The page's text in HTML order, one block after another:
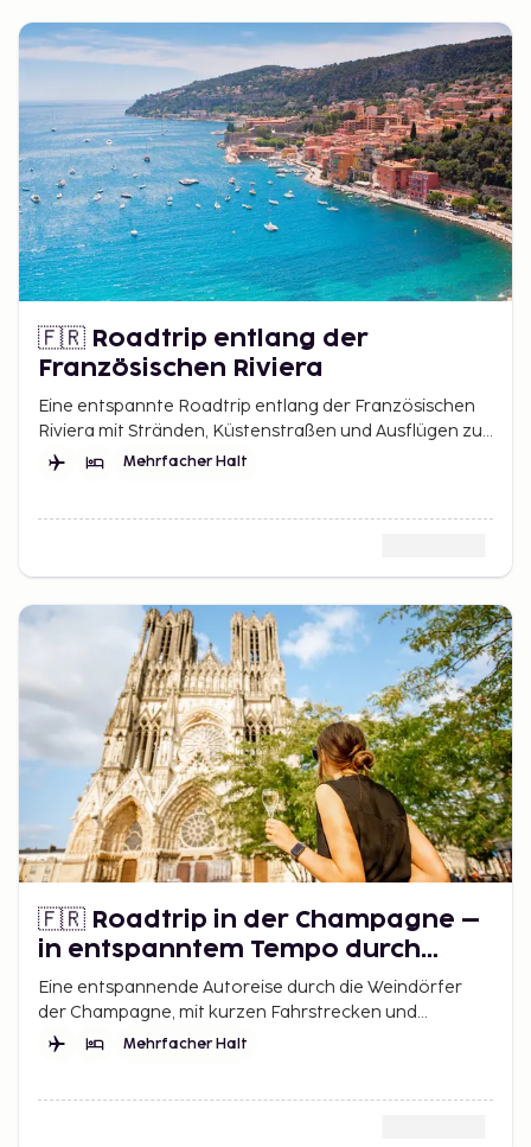
🇫🇷 Roadtrip entlang der
Französischen Riviera
Eine entspannte Roadtrip entlang der Französischen
Riviera mit Stränden, Küstenstraßen und Ausflügen zu
kleinen Orten – perfekt für eine Woche am Mittelmeer.
Mehrfacher Halt
🇫🇷 Roadtrip in der Champagne –
in entspanntem Tempo durch
Weindörfer
Eine entspannende Autoreise durch die Weindörfer
der Champagne, mit kurzen Fahrstrecken und
Weinberglandschaften – Beginn und Ende in der Nähe
Mehrfacher Halt